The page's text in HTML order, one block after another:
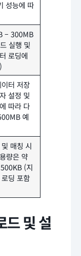
성능에 따
– 300MB
실행 및
로딩에
터 저장
설정 및
따라 다
예
매칭 시
량은 약
(지
딩 포함
드 및 설